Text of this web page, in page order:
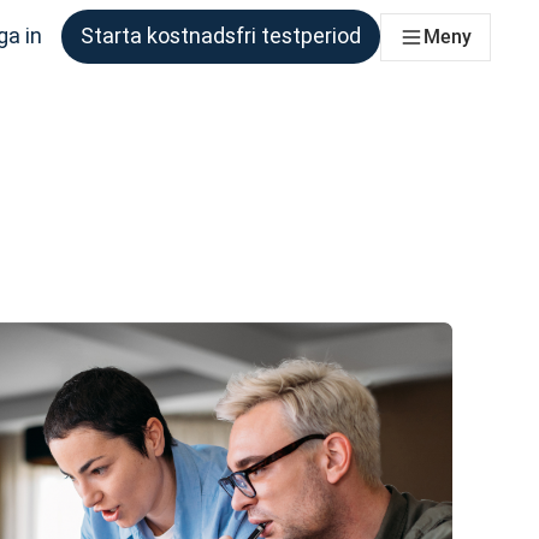
det
in Starta kostnadsfri testperiod Meny